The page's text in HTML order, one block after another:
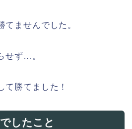
ませんでした。
せず…。
て勝てました！
したこと